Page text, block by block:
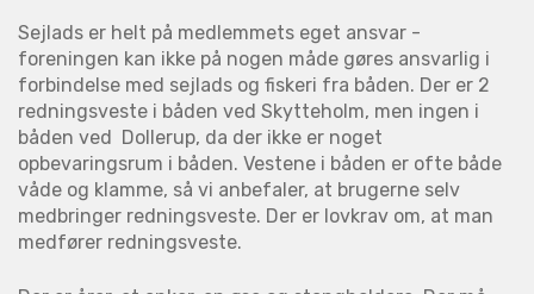
Sejlads er helt på medlemmets eget ansvar -
foreningen kan ikke på nogen måde gøres ansvarlig i
forbindelse med sejlads og fiskeri fra båden. Der er 2
redningsveste i båden ved Skytteholm, men ingen i
båden ved Dollerup, da der ikke er noget
opbevaringsrum i båden. Vestene i båden er ofte både
våde og klamme, så vi anbefaler, at brugerne selv
medbringer redningsveste. Der er lovkrav om, at man
medfører redningsveste.